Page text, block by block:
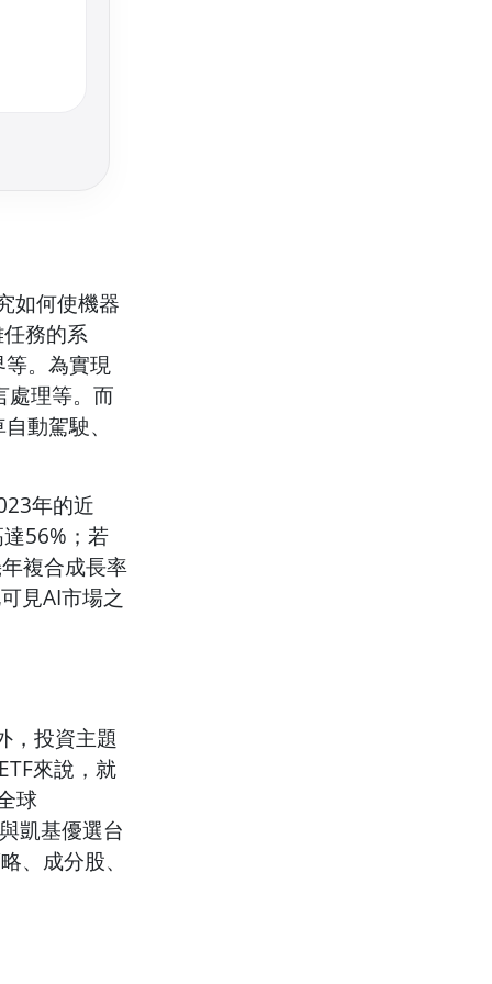
如何使機器
務的系
。為實現
處理等。而
動駕駛、
年的近
56%；若
複合成長率
見AI市場之
，投資主題
來說，就
球
凱基優選台
、成分股、